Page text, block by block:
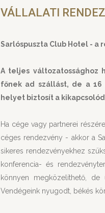
VÁLLALATI
Sarlóspuszta Club Hotel - a
A teljes változatossághoz
főnek ad szállást, de a
helyet biztosít a
Ha cége vagy partnerei
céges rendezvény - akkor a
sikeres rendezvényekhez
konferencia- és
könnyen megközelíthető,
Vendégeink nyugodt, békés